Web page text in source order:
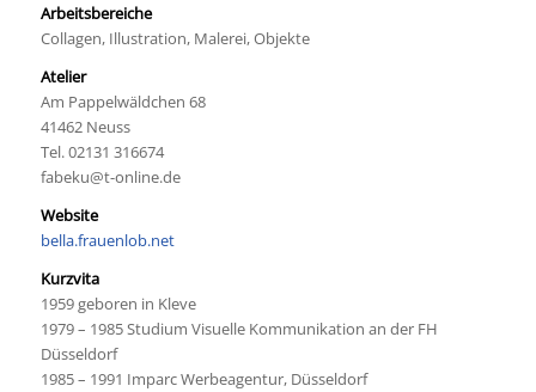
Arbeitsbereiche
Collagen, Illustration, Malerei, Objekte
Atelier
Am Pappelwäldchen 68
41462 Neuss
Tel. 02131 316674
fabeku@t-online.de
Website
bella.frauenlob.net
Kurzvita
1959 geboren in Kleve
1979 – 1985 Studium Visuelle Kommunikation an der FH
Düsseldorf
1985 – 1991 Imparc Werbeagentur, Düsseldorf